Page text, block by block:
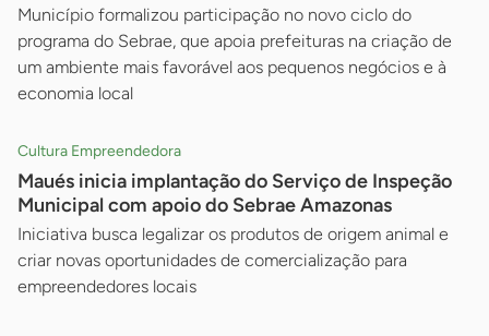
Município formalizou participação no novo ciclo do
programa do Sebrae, que apoia prefeituras na criação de
um ambiente mais favorável aos pequenos negócios e à
economia local
Cultura Empreendedora
Maués inicia implantação do Serviço de Inspeção
Municipal com apoio do Sebrae Amazonas
Iniciativa busca legalizar os produtos de origem animal e
criar novas oportunidades de comercialização para
empreendedores locais